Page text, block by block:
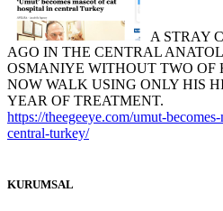
A STRAY
AGO IN THE CENTRAL
OSMANIYE WITHOUT TWO OF
NOW WALK USING ONLY HIS
YEAR OF TREATMENT.
https://theegeeye.com/umut-
central-turkey/
KURUMSAL